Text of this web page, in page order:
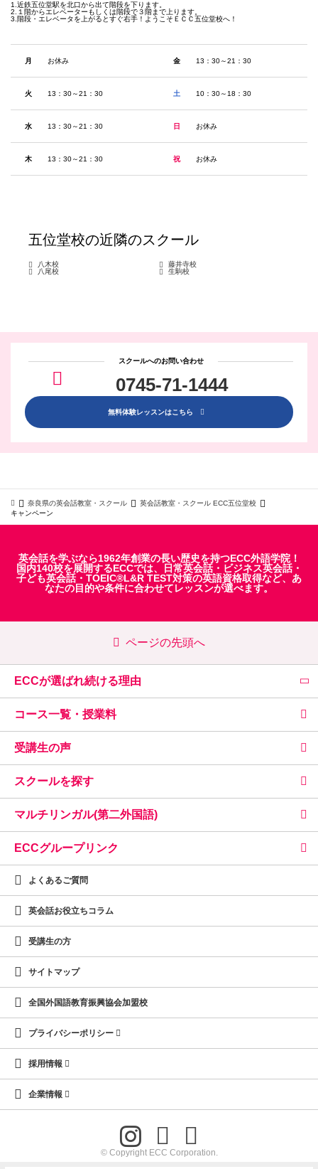
1.近鉄五位堂駅を北口から出て階段を下ります。
2.１階からエレベーターもしくは階段で３階まで上ります。
3.階段・エレベータを上がるとすぐ右手！ようこそＥＣＣ五位堂校へ！
月 お休み
火 13：30～21：30
水 13：30～21：30
木 13：30～21：30
金 13：30～21：30
土 10：30～18：30
日 お休み
祝 お休み
五位堂校の近隣のスクール
八木校
藤井寺校
八尾校
生駒校
スクールへのお問い合わせ
0745-71-1444
無料体験レッスンはこちら
奈良県の英会話教室・スクール
英会話教室・スクール ECC五位堂校
キャンペーン
英会話を学ぶなら1962年創業の長い歴史を持つECC外語学院！
国内140校を展開するECCでは、
日常英会話・ ビジネス英会話・
子ども英会話・ TOEIC®L&R TEST対策の英語資格取得など、あ
なたの目的や条件に合わせてレッスンが選べます。
ページの先頭へ
ECCが選ばれ続ける理由
コース一覧・授業料
受講生の声
スクールを探す
マルチリンガル(第二外国語)
ECCグループリンク
よくあるご質問
英会話お役立ちコラム
受講生の方
サイトマップ
全国外国語教育振興協会加盟校
プライバシーポリシー
採用情報
企業情報
© Copyright ECC Corporation.